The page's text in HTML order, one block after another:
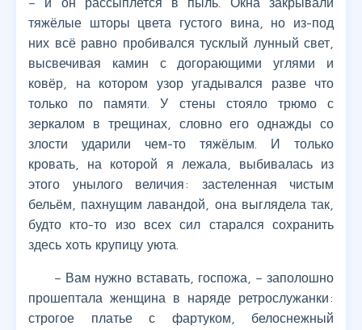
тяжёлые шторы цвета густого вина, но из-под
них всё равно пробивался тусклый лунный свет,
высвечивая камин с догорающими углями и
ковёр, на котором узор угадывался разве что
только по памяти. У стены стояло трюмо с
зеркалом в трещинах, словно его однажды со
злости ударили чем-то тяжёлым. И только
кровать, на которой я лежала, выбивалась из
этого унылого величия: застеленная чистым
бельём, пахнущим лавандой, она выглядела так,
будто кто-то изо всех сил старался сохранить
здесь хоть крупицу уюта.
– Вам нужно вставать, госпожа, – заполошно
прошептала женщина в наряде ретрослужанки:
строгое платье с фартуком, белоснежный